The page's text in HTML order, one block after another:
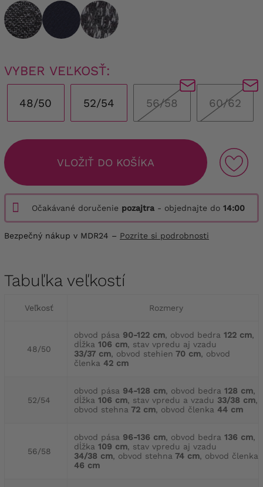
VYBER VEĽKOSŤ:
48/50 52/54 56/58 60/62
VLOŽIŤ DO KOŠÍKA
Očakávané doručenie pozajtra - objednajte do 14:00
Bezpečný nákup v MDR24 – Pozrite si podrobnosti
Tabuľka veľkostí
Veľkosť Rozmery
48/50
obvod pása 90-122 cm, obvod bedra 122 cm,
dĺžka 106 cm, stav vpredu aj vzadu
33/37 cm, obvod stehien 70 cm, obvod
členka 42 cm
52/54
obvod pása 94-128 cm, obvod bedra 128 cm,
dĺžka 106 cm, stav vpredu a vzadu 33/38 cm,
obvod stehna 72 cm, obvod členka 44 cm
56/58
obvod pása 96-136 cm, obvod bedra 136 cm,
dĺžka 109 cm, stav vpredu aj vzadu
34/38 cm, obvod stehna 74 cm, obvod členka
46 cm